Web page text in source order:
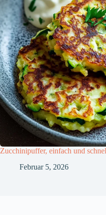
Zucchinipuffer, einfach und
Februar 5, 2026